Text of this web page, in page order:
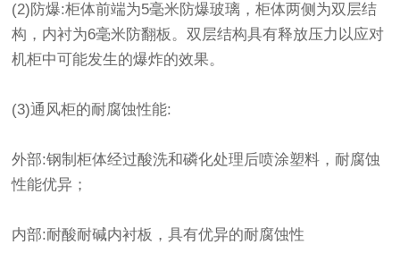
(2)防爆:柜体前端为5毫米防爆玻璃，柜体两侧为双层结
构，内衬为6毫米防翻板。双层结构具有释放压力以应对
机柜中可能发生的爆炸的效果。
(3)通风柜的耐腐蚀性能:
外部:钢制柜体经过酸洗和磷化处理后喷涂塑料，耐腐蚀
性能优异；
内部:耐酸耐碱内衬板，具有优异的耐腐蚀性